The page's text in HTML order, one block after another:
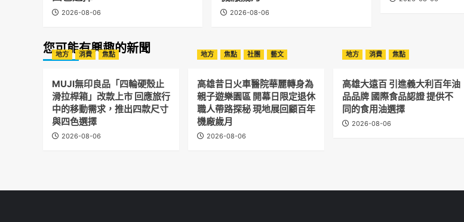
2026-08-06 2026-08-06
您可能有興趣的新聞
地方 消費 焦點
MUJI無印良品「四輪硬殼止
滑拉桿箱」改款上市 回應旅行
中的移動需求，推出四款尺寸
與四色選擇
2026-08-06
地方 焦點 社團 藝文
高雄昔日火車醫院華麗轉身為
親子遊樂園區 開幕日限定退休
職人帶路探秘 現地展回顧百年
機廠歲月
2026-08-06
地方 消費 焦點
高雄大遠百 引進義大利百年油
品品牌 國際食品認證 提供不
同的食用油選擇
2026-08-06